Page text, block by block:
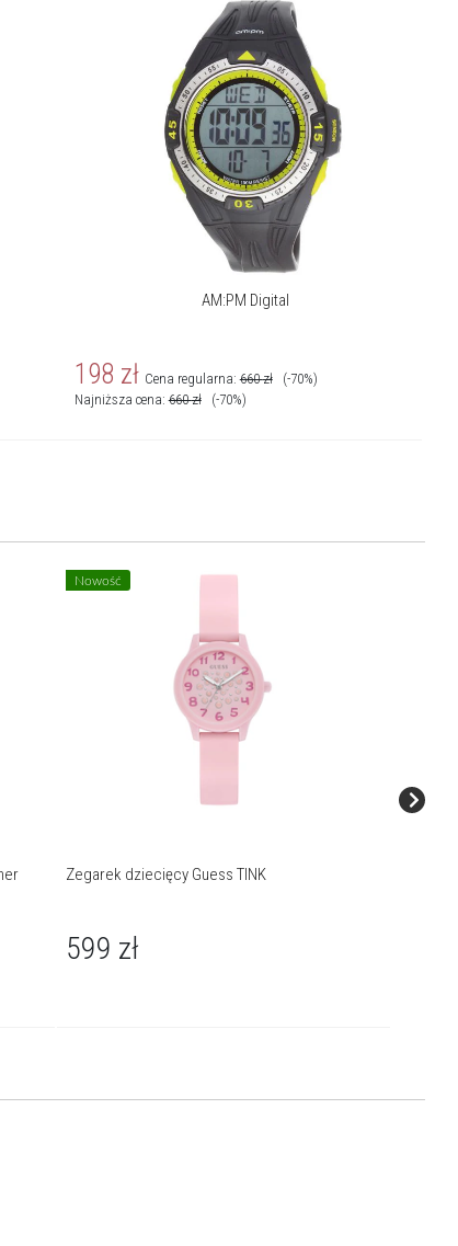
AM:PM Digital
198 zł Cena regularna:660 zł
(-70%)
Najniższa cena:660 zł (-70%)
Nowość
Zegarek dziecięcy Guess TINK
599 zł